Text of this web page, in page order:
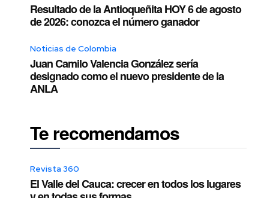
Resultado de la Antioqueñita HOY 6 de agosto
de 2026: conozca el número ganador
Noticias de Colombia
Juan Camilo Valencia González sería
designado como el nuevo presidente de la
ANLA
Te recomendamos
Revista 360
El Valle del Cauca: crecer en todos los lugares